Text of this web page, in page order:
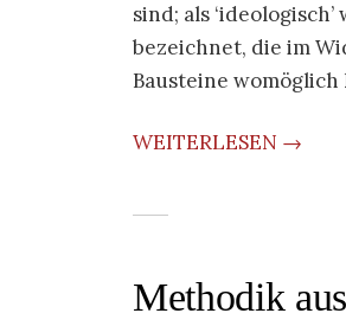
sind; als
bezeichnet, die im
Bausteine
WEITERLESEN →
Methodik